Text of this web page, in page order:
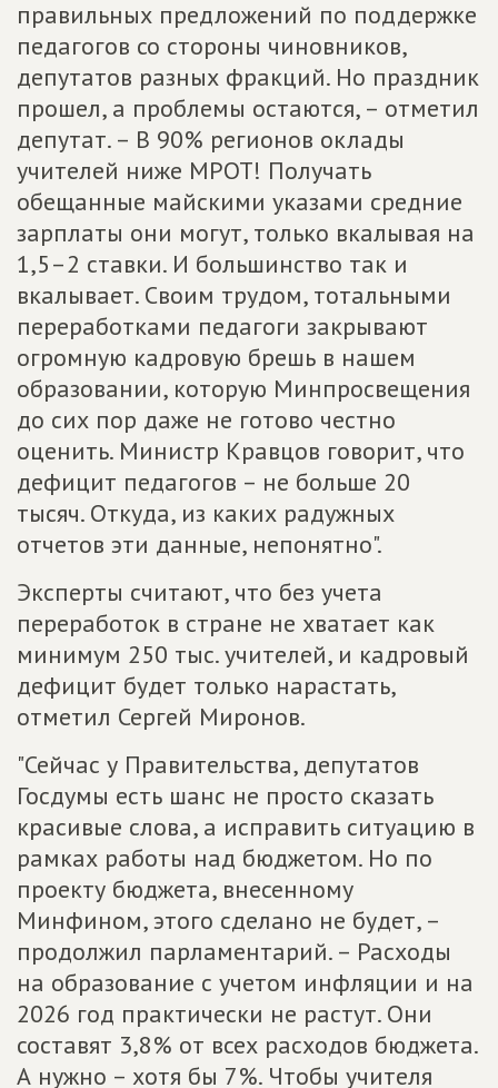
правильных предложений по поддержке
педагогов со стороны чиновников,
депутатов разных фракций. Но праздник
прошел, а проблемы остаются, – отметил
депутат. – В 90% регионов оклады
учителей ниже МРОТ! Получать
обещанные майскими указами средние
зарплаты они могут, только вкалывая на
1,5–2 ставки. И большинство так и
вкалывает. Своим трудом, тотальными
переработками педагоги закрывают
огромную кадровую брешь в нашем
образовании, которую Минпросвещения
до сих пор даже не готово честно
оценить. Министр Кравцов говорит, что
дефицит педагогов – не больше 20
тысяч. Откуда, из каких радужных
отчетов эти данные, непонятно".
Эксперты считают, что без учета
переработок в стране не хватает как
минимум 250 тыс. учителей, и кадровый
дефицит будет только нарастать,
отметил Сергей Миронов.
"Сейчас у Правительства, депутатов
Госдумы есть шанс не просто сказать
красивые слова, а исправить ситуацию в
рамках работы над бюджетом. Но по
проекту бюджета, внесенному
Минфином, этого сделано не будет, –
продолжил парламентарий. – Расходы
на образование с учетом инфляции и на
2026 год практически не растут. Они
составят 3,8% от всех расходов бюджета.
А нужно – хотя бы 7%. Чтобы учителя